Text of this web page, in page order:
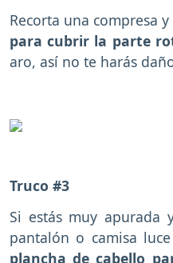
Recorta una compresa y
para cubrir la parte
aro, así no te harás
Truco #3
Si estás muy apurada
pantalón o camisa
plancha de cabello